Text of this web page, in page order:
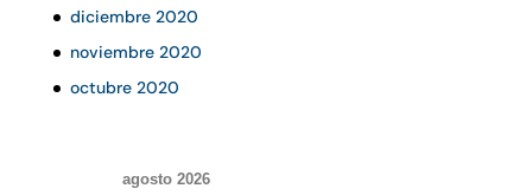
diciembre 2020
noviembre 2020
octubre 2020
agosto 2026